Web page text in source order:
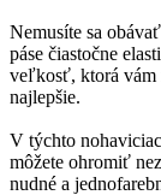
Nemusíte sa
páse čiastočne
veľkosť, ktorá vám
najlepšie.
V týchto
môžete ohromiť
nudné a